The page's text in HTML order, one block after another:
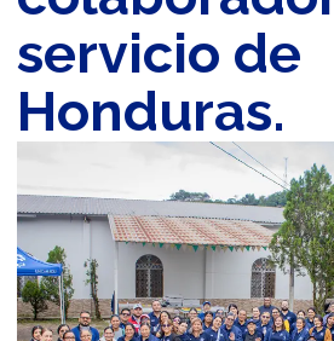
servicio de
Honduras.